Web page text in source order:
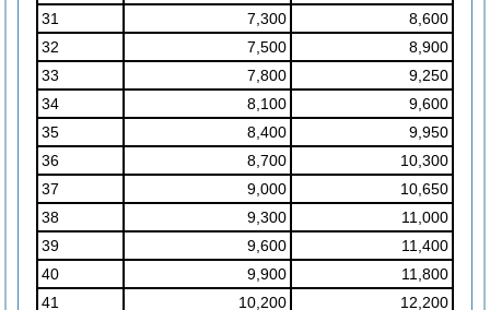
31
7,300
8,600
32
7,500
8,900
33
7,800
9,250
34
8,100
9,600
35
8,400
9,950
36
8,700
10,300
37
9,000
10,650
38
9,300
11,000
39
9,600
11,400
40
9,900
11,800
41
10,200 12,200